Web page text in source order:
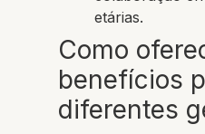
etárias.
Como
benefícios
diferentes